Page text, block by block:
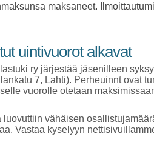
maksaneet.
uintivuorot alkavat
ry järjestää jäsenilleen
7, Lahti). Perheuinnt ovat
vuorolle otetaan
luovuttiin vähäisen
Vastaa kyselyyn